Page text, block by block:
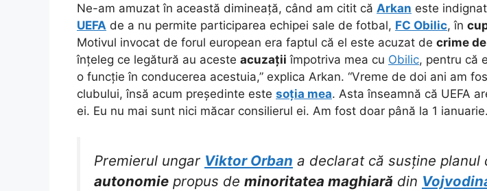
Ne-am amuzat în această dimineață, când am citit că Arkan este
UEFA de a nu permite participarea echipei sale de fotbal, FC Obilic, în
Motivul invocat de forul european era faptul că el este acuzat de crime
înțeleg ce legătură au aceste acuzații împotriva mea cu Obilic, pentru că
o funcție în conducerea acestuia,” explica Arkan. “Vreme de doi ani am
clubului, însă acum președinte este soția mea. Asta înseamnă că UEFA
ei. Eu nu mai sunt nici măcar consilierul ei. Am fost doar până la 1
Premierul ungar Viktor Orban a declarat că susține planul
autonomie propus de minoritatea maghiară din